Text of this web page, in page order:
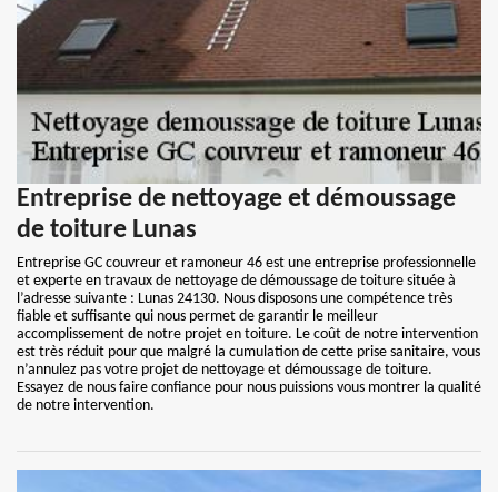
Entreprise de nettoyage et démoussage
de toiture Lunas
Entreprise GC couvreur et ramoneur 46 est une entreprise professionnelle
et experte en travaux de nettoyage de démoussage de toiture située à
l’adresse suivante : Lunas 24130. Nous disposons une compétence très
fiable et suffisante qui nous permet de garantir le meilleur
accomplissement de notre projet en toiture. Le coût de notre intervention
est très réduit pour que malgré la cumulation de cette prise sanitaire, vous
n’annulez pas votre projet de nettoyage et démoussage de toiture.
Essayez de nous faire confiance pour nous puissions vous montrer la qualité
de notre intervention.